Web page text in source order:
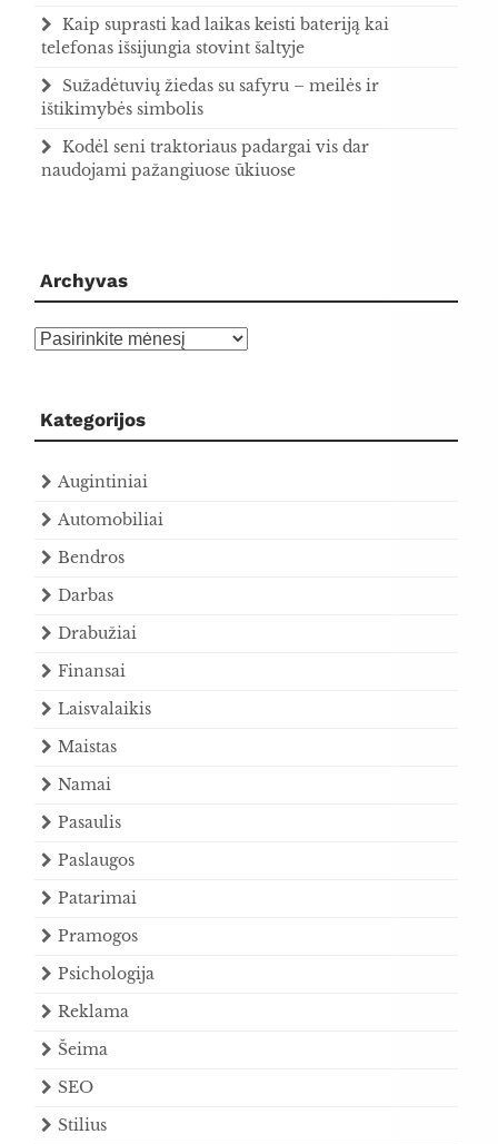
Kaip suprasti kad laikas keisti bateriją kai
telefonas išsijungia stovint šaltyje
Sužadėtuvių žiedas su safyru – meilės ir
ištikimybės simbolis
Kodėl seni traktoriaus padargai vis dar
naudojami pažangiuose ūkiuose
Archyvas
Archyvas
Kategorijos
Augintiniai
Automobiliai
Bendros
Darbas
Drabužiai
Finansai
Laisvalaikis
Maistas
Namai
Pasaulis
Paslaugos
Patarimai
Pramogos
Psichologija
Reklama
Šeima
SEO
Stilius